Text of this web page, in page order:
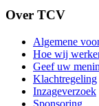
Over TCV
Algemene
Hoe wij
Geef uw
Klachtregeling
Inzageverzoek
Sponsoring